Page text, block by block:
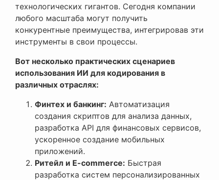
технологических гигантов. Сегодня компании
любого масштаба могут получить
конкурентные преимущества, интегрировав эти
инструменты в свои процессы.
Вот несколько практических сценариев
использования ИИ для кодирования в
различных отраслях:
Финтех и банкинг: Автоматизация
создания скриптов для анализа данных,
разработка API для финансовых сервисов,
ускоренное создание мобильных
приложений.
Ритейл и E-commerce: Быстрая
разработка систем персонализированных